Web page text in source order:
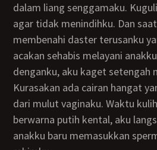
dalam liang senggamaku.
agar tidak menindihku. Dan
membenahi daster terusanku
acakan sehabis melayani
denganku, aku kaget setengah
Kurasakan ada cairan hangat yang mengalir keluar
dari mulut vaginaku. Waktu
berwarna putih kental, aku
anakku baru memasukkan